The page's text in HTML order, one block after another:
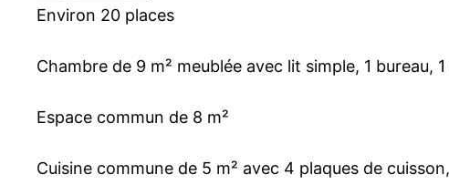
Environ 20 places
Chambre de 9 m² meublée avec lit simple, 1
Espace commun de 8 m²
Cuisine commune de 5 m² avec 4 plaques de